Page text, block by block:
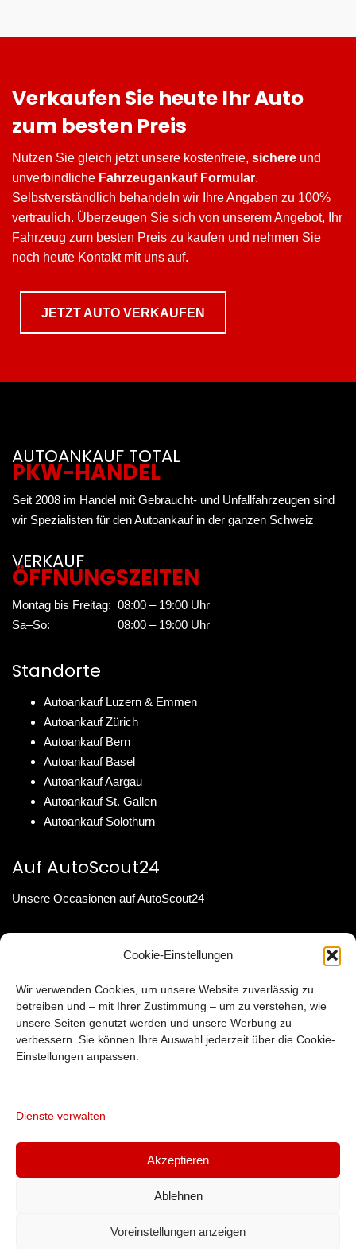
Cookie-Einstellungen
Wir verwenden Cookies, um unsere Website zuverlässig zu
betreiben und – mit Ihrer Zustimmung – um zu verstehen, wie
unsere Seiten genutzt werden und unsere Werbung zu
verbessern. Sie können Ihre Auswahl jederzeit über die Cookie-
Einstellungen anpassen.
Dienste verwalten
Akzeptieren
Ablehnen
Voreinstellungen anzeigen
Verkaufen Sie heute Ihr Auto
zum besten Preis
Nutzen Sie gleich jetzt unsere kostenfreie, sichere und
unverbindliche Fahrzeugankauf Formular.
Selbstverständlich behandeln wir Ihre Angaben zu 100%
vertraulich. Überzeugen Sie sich von unserem Angebot, Ihr
Fahrzeug zum besten Preis zu kaufen und nehmen Sie
noch heute Kontakt mit uns auf.
JETZT AUTO VERKAUFEN
AUTOANKAUF TOTAL
PKW-HANDEL
Seit 2008 im Handel mit Gebraucht- und Unfallfahrzeugen sind
wir Spezialisten für den Autoankauf in der ganzen Schweiz
VERKAUF
ÖFFNUNGSZEITEN
Montag bis Freitag: 08:00 – 19:00 Uhr
Sa–So:
08:00 – 19:00 Uhr
Standorte
Autoankauf Luzern & Emmen
Autoankauf Zürich
Autoankauf Bern
Autoankauf Basel
Autoankauf Aargau
Autoankauf St. Gallen
Autoankauf Solothurn
Auf AutoScout24
Unsere Occasionen auf AutoScout24
KONTAKT
INFORMATIONEN
Tel :
079 384 88 11
Web :autoankauf-total.ch
Adresse : 6020 Emmen LU,
Hilfe & Ratgeber
Häufige Fragen
Über uns Occasionen Ratgeber
Impressum
Sedelstrasse 7, 6020 Emmen · 079 384 88 11 · seit 2008